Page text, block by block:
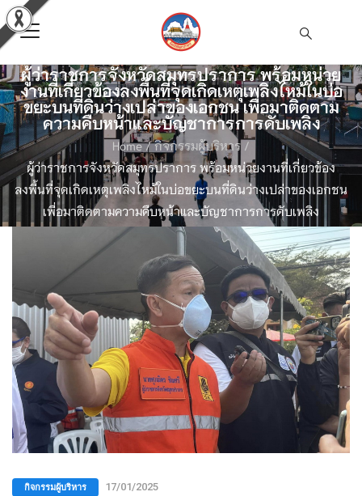
ผู้ว่าราชการจังหวัดสมุทรปราการ พร้อมหน่วย
งานที่เกี่ยวข้องลงพื้นที่จุดเกิดเหตุเพลิงไหม้ในบ่อ
ขยะบนที่ดินว่างเปล่าของเอกชน เพื่อมาติดตาม
ความคืบหน้าและบัญชาการการดับเพลิง
Home/ กิจกรรมผู้บริหาร/
ผู้ว่าราชการจังหวัดสมุทรปราการ พร้อมหน่วยงานที่เกี่ยวข้อง
ลงพื้นที่จุดเกิดเหตุเพลิงไหม้ในบ่อขยะบนที่ดินว่างเปล่าของเอกชน
เพื่อมาติดตามความคืบหน้าและบัญชาการการดับเพลิง
กิจกรรมผู้บริหาร 17/01/2025